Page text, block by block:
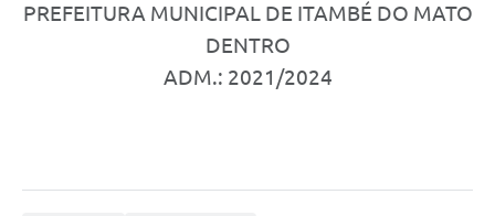
PREFEITURA MUNICIPAL DE ITAMBÉ DO MATO
DENTRO
ADM.: 2021/2024